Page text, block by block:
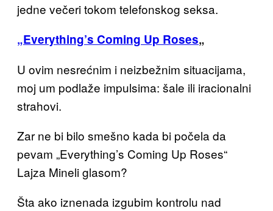
jedne večeri tokom telefonskog seksa.
„Everything’s Coming Up Roses„
U ovim nesrećnim i neizbežnim situacijama,
moj um podlaže impulsima: šale ili iracionalni
strahovi.
Zar ne bi bilo smešno kada bi počela da
pevam „Everything’s Coming Up Roses“
Lajza Mineli glasom?
Šta ako iznenada izgubim kontrolu nad